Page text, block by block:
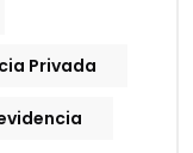
Privada